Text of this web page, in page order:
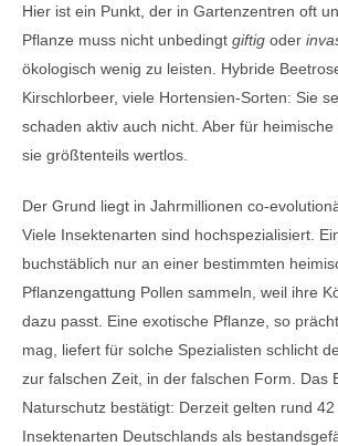
Hier ist ein Punkt, der in Gartenzentren oft
Pflanze muss nicht unbedingt giftig oder
ökologisch wenig zu leisten. Hybride
Kirschlorbeer, viele Hortensien-Sorten: Sie
schaden aktiv auch nicht. Aber für
sie größtenteils wertlos.
Der Grund liegt in Jahrmillionen co-
Viele Insektenarten sind hochspezialisiert.
buchstäblich nur an einer bestimmten
Pflanzengattung Pollen sammeln, weil ihre
dazu passt. Eine exotische Pflanze, so
mag, liefert für solche Spezialisten schlicht
zur falschen Zeit, in der falschen Form. Das
Naturschutz bestätigt: Derzeit gelten rund
Insektenarten Deutschlands als